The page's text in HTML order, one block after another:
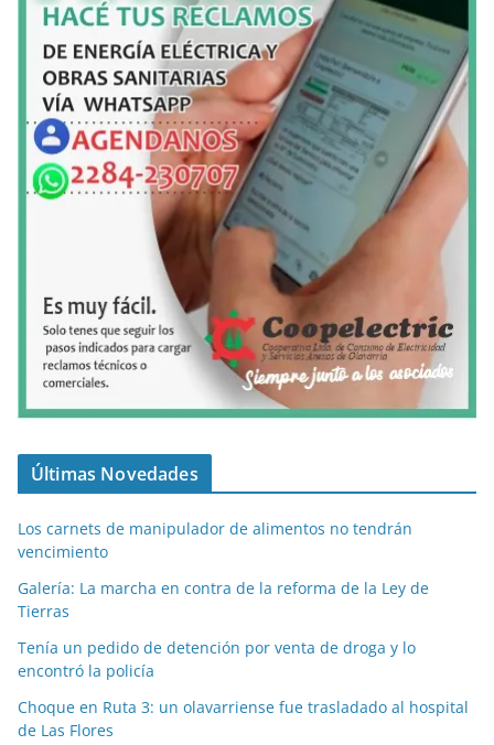
Últimas Novedades
Los carnets de manipulador de alimentos no tendrán
vencimiento
Galería: La marcha en contra de la reforma de la Ley de
Tierras
Tenía un pedido de detención por venta de droga y lo
encontró la policía
Choque en Ruta 3: un olavarriense fue trasladado al hospital
de Las Flores